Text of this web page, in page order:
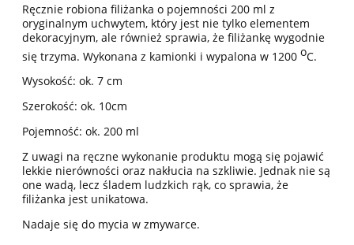
Ręcznie robiona filiżanka o pojemności 200 ml z
oryginalnym uchwytem, który jest nie tylko elementem
dekoracyjnym, ale również sprawia, że filiżankę wygodnie
się trzyma. Wykonana z kamionki i wypalona w 1200 oC.
Wysokość: ok. 7 cm
Szerokość: ok. 10cm
Pojemność: ok. 200 ml
Z uwagi na ręczne wykonanie produktu mogą się pojawić
lekkie nierówności oraz nakłucia na szkliwie. Jednak nie są
one wadą, lecz śladem ludzkich rąk, co sprawia, że
filiżanka jest unikatowa.
Nadaje się do mycia w zmywarce.